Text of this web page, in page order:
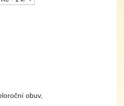
obuv,